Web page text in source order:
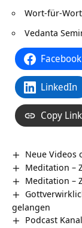
Wort-für-
Vedanta
Facebook
LinkedIn
Copy Link
Neue Videos
Meditation –
Meditation –
gelangen
Podcast